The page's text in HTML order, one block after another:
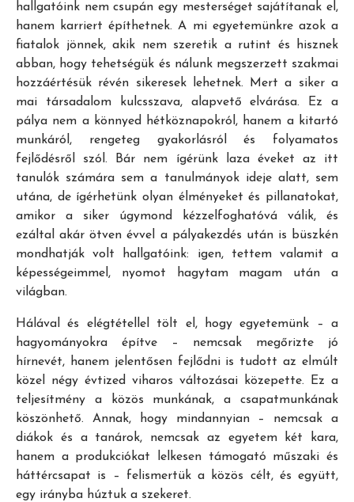
hallgatóink nem csupán egy mesterséget sajátítanak el,
hanem karriert építhetnek. A mi egyetemünkre azok a
fiatalok jönnek, akik nem szeretik a rutint és hisznek
abban, hogy tehetségük és nálunk megszerzett szakmai
hozzáértésük révén sikeresek lehetnek. Mert a siker a
mai társadalom kulcsszava, alapvető elvárása. Ez a
pálya nem a könnyed hétköznapokról, hanem a kitartó
munkáról, rengeteg gyakorlásról és folyamatos
fejlődésről szól. Bár nem ígérünk laza éveket az itt
tanulók számára sem a tanulmányok ideje alatt, sem
utána, de ígérhetünk olyan élményeket és pillanatokat,
amikor a siker úgymond kézzelfoghatóvá válik, és
ezáltal akár ötven évvel a pályakezdés után is büszkén
mondhatják volt hallgatóink: igen, tettem valamit a
képességeimmel, nyomot hagytam magam után a
világban.
Hálával és elégtétellel tölt el, hogy egyetemünk – a
hagyományokra építve – nemcsak megőrizte jó
hírnevét, hanem jelentősen fejlődni is tudott az elmúlt
közel négy évtized viharos változásai közepette. Ez a
teljesítmény a közös munkának, a csapatmunkának
köszönhető. Annak, hogy mindannyian – nemcsak a
diákok és a tanárok, nemcsak az egyetem két kara,
hanem a produkciókat lelkesen támogató műszaki és
háttércsapat is – felismertük a közös célt, és együtt,
egy irányba húztuk a szekeret.